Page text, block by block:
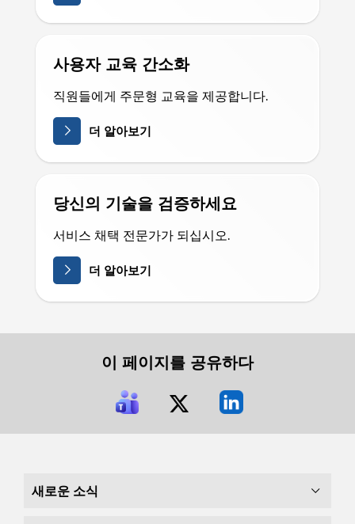
사용자 교육 간소화
직원들에게 주문형 교육을 제공합니다.
더 알아보기
당신의 기술을 검증하세요
서비스 채택 전문가가 되십시오.
더 알아보기
이 페이지를 공유하다
새로운 소식